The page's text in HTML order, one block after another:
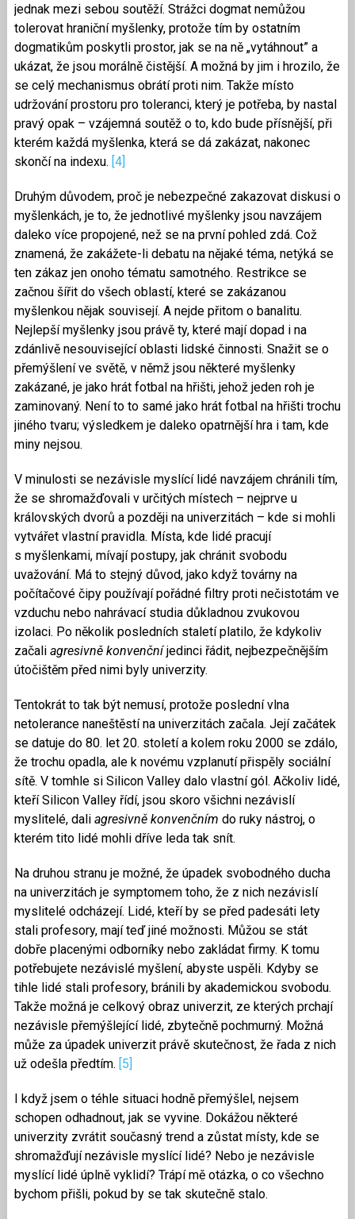
jednak mezi sebou soutěží. Strážci dogmat nemůžou
tolerovat hraniční myšlenky, protože tím by ostatním
dogmatikům poskytli prostor, jak se na ně „vytáhnout” a
ukázat, že jsou morálně čistější. A možná by jim i hrozilo, že
se celý mechanismus obrátí proti nim. Takže místo
udržování prostoru pro toleranci, který je potřeba, by nastal
pravý opak – vzájemná soutěž o to, kdo bude přísnější, při
kterém každá myšlenka, která se dá zakázat, nakonec
skončí na indexu. [4]
Druhým důvodem, proč je nebezpečné zakazovat diskusi o
myšlenkách, je to, že jednotlivé myšlenky jsou navzájem
daleko více propojené, než se na první pohled zdá. Což
znamená, že zakážete-li debatu na nějaké téma, netýká se
ten zákaz jen onoho tématu samotného. Restrikce se
začnou šířit do všech oblastí, které se zakázanou
myšlenkou nějak souvisejí. A nejde přitom o banalitu.
Nejlepší myšlenky jsou právě ty, které mají dopad i na
zdánlivě nesouvisející oblasti lidské činnosti. Snažit se o
přemýšlení ve světě, v němž jsou některé myšlenky
zakázané, je jako hrát fotbal na hřišti, jehož jeden roh je
zaminovaný. Není to to samé jako hrát fotbal na hřišti trochu
jiného tvaru; výsledkem je daleko opatrnější hra i tam, kde
miny nejsou.
V minulosti se nezávisle myslící lidé navzájem chránili tím,
že se shromažďovali v určitých místech – nejprve u
královských dvorů a později na univerzitách – kde si mohli
vytvářet vlastní pravidla. Místa, kde lidé pracují
s myšlenkami, mívají postupy, jak chránit svobodu
uvažování. Má to stejný důvod, jako když továrny na
počítačové čipy používají pořádné filtry proti nečistotám ve
vzduchu nebo nahrávací studia důkladnou zvukovou
izolaci. Po několik posledních staletí platilo, že kdykoliv
začali agresivně konvenčníjedinci řádit, nejbezpečnějším
útočištěm před nimi byly univerzity.
Tentokrát to tak být nemusí, protože poslední vlna
netolerance naneštěstí na univerzitách začala. Její začátek
se datuje do 80. let 20. století a kolem roku 2000 se zdálo,
že trochu opadla, ale k novému vzplanutí přispěly sociální
sítě. V tomhle si Silicon Valley dalo vlastní gól. Ačkoliv lidé,
kteří Silicon Valley řídí, jsou skoro všichni nezávislí
myslitelé, dali agresivně konvenčním do ruky nástroj, o
kterém tito lidé mohli dříve leda tak snít.
Na druhou stranu je možné, že úpadek svobodného ducha
na univerzitách je symptomem toho, že z nich nezávislí
myslitelé odcházejí. Lidé, kteří by se před padesáti lety
stali profesory, mají teď jiné možnosti. Můžou se stát
dobře placenými odborníky nebo zakládat firmy. K tomu
potřebujete nezávislé myšlení, abyste uspěli. Kdyby se
tihle lidé stali profesory, bránili by akademickou svobodu.
Takže možná je celkový obraz univerzit, ze kterých prchají
nezávisle přemýšlející lidé, zbytečně pochmurný. Možná
může za úpadek univerzit právě skutečnost, že řada z nich
už odešla předtím. [5]
I když jsem o téhle situaci hodně přemýšlel, nejsem
schopen odhadnout, jak se vyvine. Dokážou některé
univerzity zvrátit současný trend a zůstat místy, kde se
shromažďují nezávisle myslící lidé? Nebo je nezávisle
myslící lidé úplně vyklidí? Trápí mě otázka, o co všechno
bychom přišli, pokud by se tak skutečně stalo.